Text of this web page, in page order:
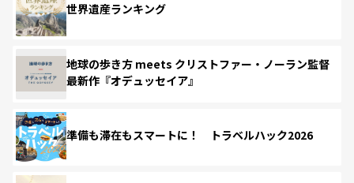
世界遺産ランキング
地球の歩き方 meets クリストファー・ノーラン監督
最新作『オデュッセイア』
準備も滞在もスマートに！ トラベルハック2026